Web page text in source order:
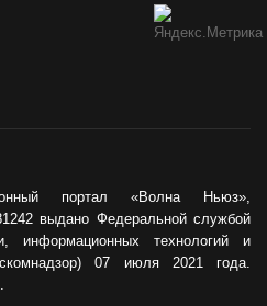
портал «Волна Ньюз»,
выдано Федеральной службой
технологий и
07 июля 2021 года.